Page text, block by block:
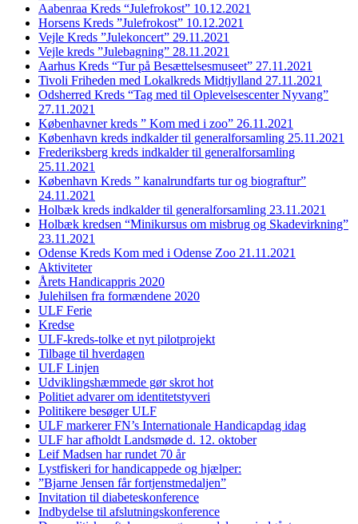
Aabenraa Kreds “Julefrokost” 10.12.2021
Horsens Kreds ”Julefrokost” 10.12.2021
Vejle Kreds ”Julekoncert” 29.11.2021
Vejle kreds ”Julebagning” 28.11.2021
Aarhus Kreds “Tur på Besættelsesmuseet” 27.11.2021
Tivoli Friheden med Lokalkreds Midtjylland 27.11.2021
Odsherred Kreds “Tag med til Oplevelsescenter Nyvang”
27.11.2021
Københavner kreds ” Kom med i zoo” 26.11.2021
København kreds indkalder til generalforsamling 25.11.2021
Frederiksberg kreds indkalder til generalforsamling
25.11.2021
København Kreds ” kanalrundfarts tur og biograftur”
24.11.2021
Holbæk kreds indkalder til generalforsamling 23.11.2021
Holbæk kredsen “Minikursus om misbrug og Skadevirkning”
23.11.2021
Odense Kreds Kom med i Odense Zoo 21.11.2021
Aktiviteter
Årets Handicappris 2020
Julehilsen fra formændene 2020
ULF Ferie
Kredse
ULF-kreds-tolke et nyt pilotprojekt
Tilbage til hverdagen
ULF Linjen
Udviklingshæmmede gør skrot hot
Politiet advarer om identitetstyveri
Politikere besøger ULF
ULF markerer FN’s Internationale Handicapdag idag
ULF har afholdt Landsmøde d. 12. oktober
Leif Madsen har rundet 70 år
Lystfiskeri for handicappede og hjælper:
”Bjarne Jensen får fortjenstmedaljen”
Invitation til diabeteskonference
Indbydelse til afslutningskonference